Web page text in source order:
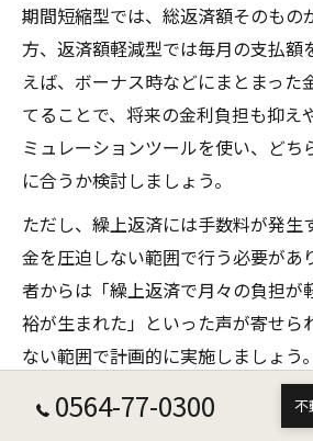
期間短縮型では、総返済額そのもの
方、返済額軽減型では毎月の支払額
えば、ボーナス時などにまとまった
てることで、将来の金利負担も抑え
ミュレーションツールを使い、どち
に合うか検討しましょう。
ただし、繰上返済には手数料が発生
金を圧迫しない範囲で行う必要があ
者からは「繰上返済で月々の負担が
裕が生まれた」といった声が寄せら
ない範囲で計画的に実施しましょう。
住宅ローン残高確認で家計見直し
0564-77-0300 不